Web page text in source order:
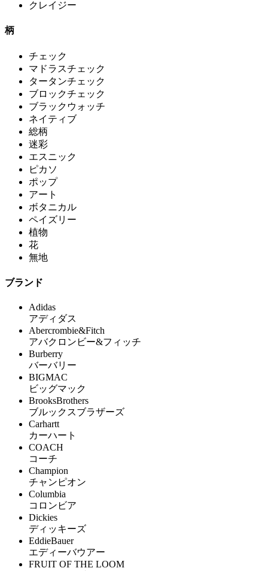
クレイジー
柄
チェック
マドラスチェック
タータンチェック
ブロックチェック
ブラックウォッチ
ネイティブ
総柄
迷彩
エスニック
ピカソ
ポップ
アート
ボタニカル
ペイズリー
植物
花
無地
ブランド
Adidas
アディダス
Abercrombie&Fitch
アバクロンビー&フィッチ
Burberry
バーバリー
BIGMAC
ビッグマック
BrooksBrothers
ブルックスブラザーズ
Carhartt
カーハート
COACH
コーチ
Champion
チャンピオン
Columbia
コロンビア
Dickies
ディッキーズ
EddieBauer
エディーバウアー
FRUIT OF THE LOOM